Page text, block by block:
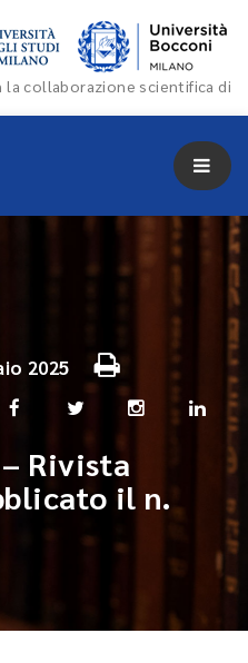
la collaborazione scientifica di
2025
Rivista
il n.